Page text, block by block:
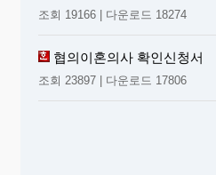
조회 19166 | 다운로드 18274
협의이혼의사 확인신청서
조회 23897 | 다운로드 17806